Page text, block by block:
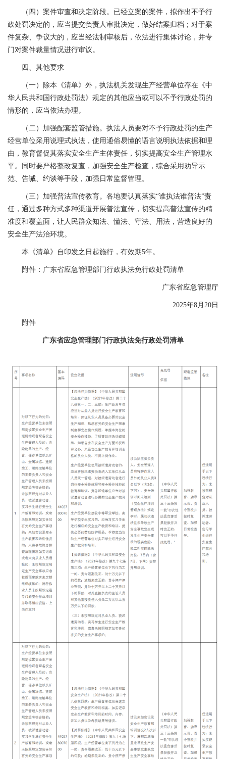
（四）案件审查和决定阶段。已经立案的案件，拟作出不予行
政处罚决定的，应当提交负责人审批决定，做好结案归档；对于案
件复杂、争议大的，应当经法制审核后，依法进行集体讨论，并专
门对案件裁量情况进行审议。
四、其他要求
（一）除本《清单》外，执法机关发现生产经营单位存在《中
华人民共和国行政处罚法》规定的其他应当或可以不予行政处罚的
情形的，应当依法办理。
（二）加强配套监管措施。执法人员要对不予行政处罚的生产
经营单位采用说理式执法，使用通俗易懂的语言说明执法依据和理
由，教育督促其落实安全生产主体责任，切实提高安全生产管理水
平。同时要严格整改复查，加强安全生产检查，综合采用劝导示
范、告诫、约谈等手段，加强日常监督管理。
（三）加强普法宣传教育。各地要认真落实“谁执法谁普法”责
任，通过多种方式多种渠道开展普法宣传，切实提高普法宣传的精
准度和覆盖面，让人民群众知法、懂法、守法、用法，营造良好的
安全生产法治环境。
本《清单》自印发之日起施行，有效期5年。
附件：广东省应急管理部门行政执法免行政处罚清单
广东省应急管理厅
2025年8月20日
附件
广东省应急管理部门行政执法免行政处罚清单